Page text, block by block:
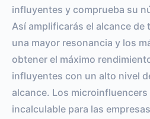
influyentes y comprueba su
Así amplificarás el alcance de
una mayor resonancia y los
obtener el máximo
influyentes con un alto nivel
alcance. Los
incalculable para las